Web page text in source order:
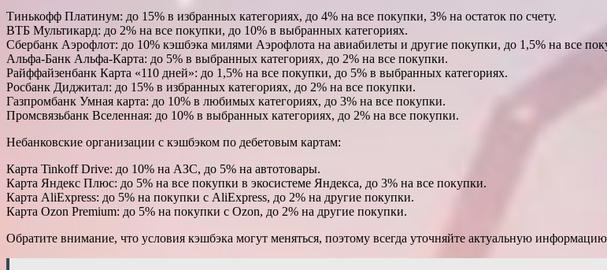
Тинькофф Платинум: до 15% в избранных категориях, до 4% на все покупки, 3% на остаток по счету.
ВТБ Мультикард: до 2% на все покупки, до 10% в выбранных категориях.
Сбербанк Аэрофлот: до 10% кэшбэка милями Аэрофлота на авиабилеты и другие покупки, до 1,5% на все
Альфа-Банк Альфа-Карта: до 5% в выбранных категориях, до 2% на все покупки.
Райффайзенбанк Карта «110 дней»: до 1,5% на все покупки, до 5% в выбранных категориях.
Росбанк Диджитал: до 15% в избранных категориях, до 2% на все покупки.
Газпромбанк Умная карта: до 10% в любимых категориях, до 3% на все покупки.
Промсвязьбанк Вселенная: до 10% в выбранных категориях, до 2% на все покупки.
Небанковские организации с кэшбэком по дебетовым картам:
Карта Tinkoff Drive: до 10% на АЗС, до 5% на автотовары.
Карта Яндекс Плюс: до 5% на все покупки в экосистеме Яндекса, до 3% на все покупки.
Карта AliExpress: до 5% на покупки с AliExpress, до 2% на другие покупки.
Карта Ozon Premium: до 5% на покупки с Ozon, до 2% на другие покупки.
Обратите внимание, что условия кэшбэка могут меняться, поэтому всегда уточняйте актуальную